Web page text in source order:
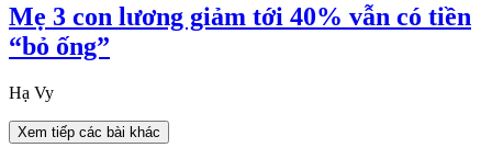
Mẹ 3 con lương giảm tới 40% vẫn có tiền
“bỏ ống”
Hạ Vy
Xem tiếp các bài khác